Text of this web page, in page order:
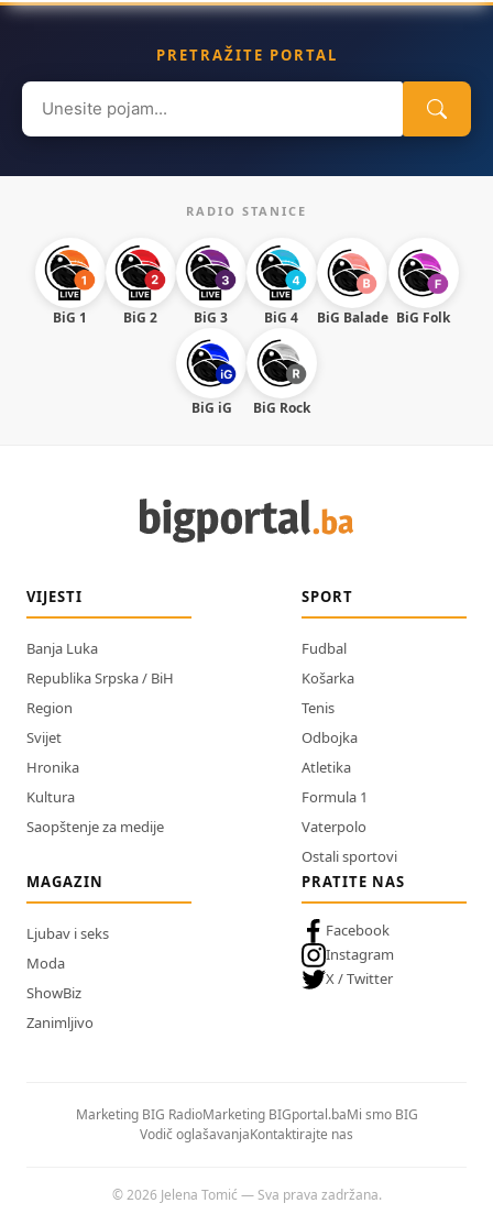
PRETRAŽITE PORTAL
Search
for:
RADIO STANICE
BiG 1 BiG 2 BiG 3 BiG 4 BiG Balade BiG Folk
BiG iG BiG Rock
VIJESTI
Banja Luka
Republika Srpska / BiH
Region
Svijet
Hronika
Kultura
Saopštenje za medije
SPORT
Fudbal
Košarka
Tenis
Odbojka
Atletika
Formula 1
Vaterpolo
Ostali sportovi
MAGAZIN
Ljubav i seks
Moda
ShowBiz
Zanimljivo
PRATITE NAS
Facebook
Instagram
X / Twitter
Marketing BIG RadioMarketing BIGportal.baMi smo BIG
Vodič oglašavanjaKontaktirajte nas
© 2026 Jelena Tomić — Sva prava zadržana.